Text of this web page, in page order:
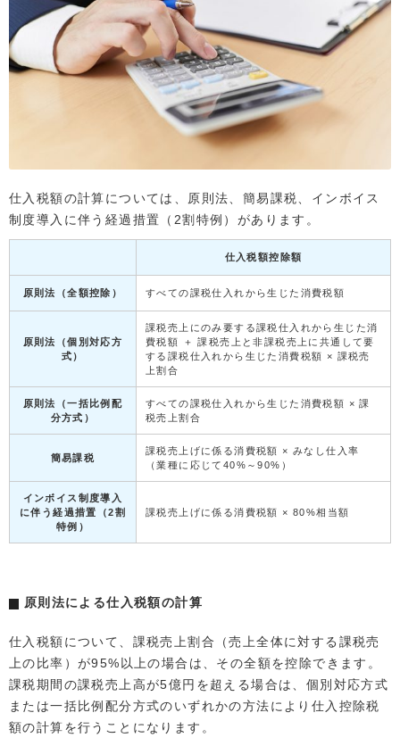
仕入税額の計算については、原則法、簡易課税、インボイス
制度導入に伴う経過措置（2割特例）があります。
仕入税額控除額
原則法（全額控除） すべての課税仕入れから生じた消費税額
原則法（個別対応方
式）
課税売上にのみ要する課税仕入れから生じた消
費税額 ＋ 課税売上と非課税売上に共通して要
する課税仕入れから生じた消費税額 × 課税売
上割合
原則法（一括比例配
分方式）
すべての課税仕入れから生じた消費税額 × 課
税売上割合
簡易課税
課税売上げに係る消費税額 × みなし仕入率
（業種に応じて40%～90%）
インボイス制度導入
に伴う経過措置（2割
特例）
課税売上げに係る消費税額 × 80%相当額
原則法による仕入税額の計算
仕入税額について、課税売上割合（売上全体に対する課税売
上の比率）が95%以上の場合は、その全額を控除できます。
課税期間の課税売上高が5億円を超える場合は、個別対応方式
または一括比例配分方式のいずれかの方法により仕入控除税
額の計算を行うことになります。